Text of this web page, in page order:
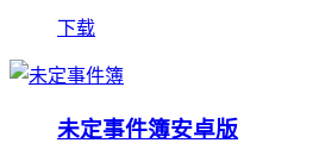
下载
未定事件簿安卓版